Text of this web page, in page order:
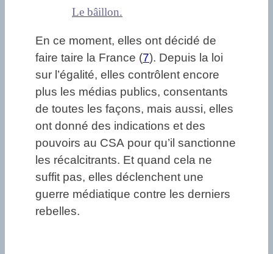
Le bâillon.
En ce moment, elles ont décidé de
faire taire la France (7). Depuis la loi
sur l’égalité, elles contrôlent encore
plus les médias publics, consentants
de toutes les façons, mais aussi, elles
ont donné des indications et des
pouvoirs au CSA pour qu’il sanctionne
les récalcitrants. Et quand cela ne
suffit pas, elles déclenchent une
guerre médiatique contre les derniers
rebelles.